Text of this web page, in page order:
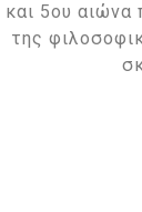
και 5ου αιώνα
της